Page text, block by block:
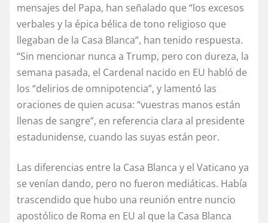
mensajes del Papa, han señalado que “los excesos
verbales y la épica bélica de tono religioso que
llegaban de la Casa Blanca”, han tenido respuesta.
“Sin mencionar nunca a Trump, pero con dureza, la
semana pasada, el Cardenal nacido en EU habló de
los “delirios de omnipotencia”, y lamentó las
oraciones de quien acusa: “vuestras manos están
llenas de sangre”, en referencia clara al presidente
estadunidense, cuando las suyas están peor.
Las diferencias entre la Casa Blanca y el Vaticano ya
se venían dando, pero no fueron mediáticas. Había
trascendido que hubo una reunión entre nuncio
apostólico de Roma en EU al que la Casa Blanca